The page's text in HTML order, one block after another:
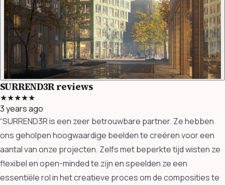
SURREND3R reviews
★★★★★
3 years ago
“SURREND3R is een zeer betrouwbare partner. Ze hebben
ons geholpen hoogwaardige beelden te creëren voor een
aantal van onze projecten. Zelfs met beperkte tijd wisten ze
flexibel en open-minded te zijn en speelden ze een
essentiële rol in het creatieve proces om de composities te